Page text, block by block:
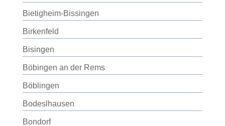
Bietigheim-Bissingen
Birkenfeld
Bisingen
Böbingen an der Rems
Böblingen
Bodeslhausen
Bondorf